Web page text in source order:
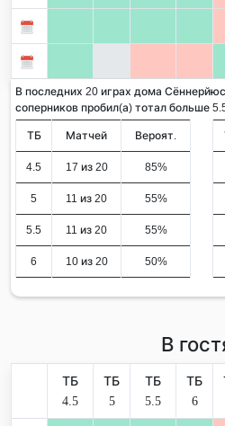
В последних 20 играх дома
соперников пробил(а) тотал больше
ТБ Матчей Вероят.
4.5 17 из 20 85%
5 11 из 20 55%
5.5 11 из 20 55%
6 10 из 20 50%
В
ТБ
4.5
ТБ
5
ТБ
5.5
ТБ
6